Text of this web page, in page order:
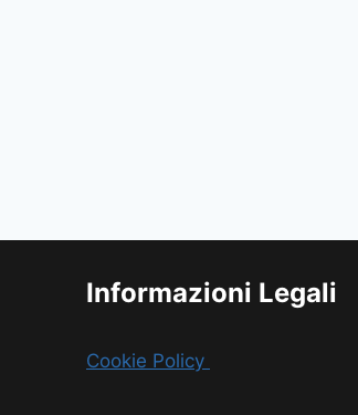
Informazioni Legali
Cookie Policy